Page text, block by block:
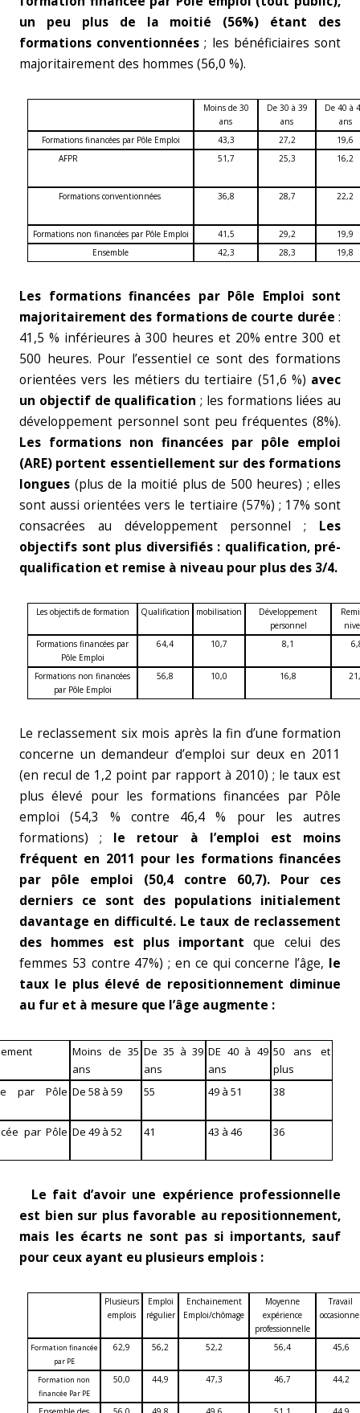
un peu plus de la moitié (56%) étant des
formations conventionnées; les bénéficiaires sont
majoritairement des hommes (56,0 %).
Moins de 30
ans
De 30 à 39
ans
De 40 à
ans
Formations financées par Pôle Emploi
43,3 27,2
19,6
AFPR
51,7 25,3 16,2
Formations conventionnées 36,8 28,7 22,2
Formations non financées par Pôle Emploi 41,5 29,2
19,9
Ensemble
42,3 28,3 19,8
Les formations financées par Pôle Emploi sont
majoritairement des formations de courte durée :
41,5 % inférieures à 300 heures et 20% entre 300 et
500 heures. Pour l’essentiel ce sont des formations
orientées vers les métiers du tertiaire (51,6 %) avec
un objectif de qualification ; les formations liées au
développement personnel sont peu fréquentes (8%).
Les formations non financées par pôle emploi
(ARE) portent essentiellement sur des formations
longues (plus de la moitié plus de 500 heures) ; elles
sont aussi orientées vers le tertiaire (57%) ; 17% sont
consacrées au développement personnel ; Les
objectifs sont plus diversifiés : qualification, pré-
qualification et remise à niveau pour plus des 3/4.
Les objectifs de formation Qualification mobilisation
Développement
personnel
Formations financées par
Pôle Emploi
64,4 10,7 8,1
Formations non financées
par Pôle Emploi
56,8 10,0 16,8
Le reclassement six mois après la fin d’une formation
concerne un demandeur d’emploi sur deux en 2011
(en recul de 1,2 point par rapport à 2010) ; le taux est
plus élevé pour les formations financées par Pôle
emploi (54,3 % contre 46,4 % pour les autres
formations) ; le retour à l’emploi est moins
fréquent en 2011 pour les formations financées
par pôle emploi (50,4 contre 60,7). Pour ces
derniers ce sont des populations initialement
davantage en difficulté. Le taux de reclassement
des hommes est plus important que celui des
femmes 53 contre 47%) ; en ce qui concerne l’âge, le
taux le plus élevé de repositionnement diminue
au fur et à mesure que l’âge augmente :
Moins de 35
ans
De 35 à 39
ans
DE 40 à 49
ans
50 ans et
plus
par Pôle De 58 à 59 55 49 à 51 38
par Pôle De 49 à 52 41 43 à 46 36
Le fait d’avoir une expérience professionnelle
est bien sur plus favorable au repositionnement,
mais les écarts ne sont pas si importants, sauf
pour ceux ayant eu plusieurs emplois :
Plusieurs
emplois
Emploi
régulier
Enchainement
Emploi/chômage
Moyenne
expérience
professionnelle
Travail
Formation financée
par PE
62,9 56,2 52,2 56,4 45,6
Formation non
financée Par PE
50,0 44,9 47,3 46,7 44,2